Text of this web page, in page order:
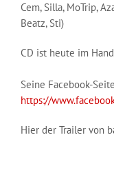
Cem, Silla, MoTrip,
Beatz, Sti)
CD ist heute im
Seine Facebook-
https://
Hier der Trailer von